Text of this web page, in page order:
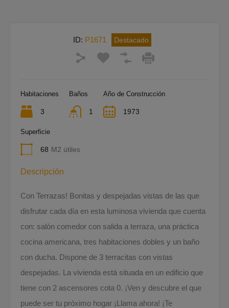
ID: P1671 Destacado
Habitaciones
3
Baños
1
Año de Construcción
1973
Superficie
68 M2 útiles
Descripción
Con Terrazas! Bonitas y despejadas vistas de las que
disfrutar cada día en esta luminosa vivienda que cuenta
con: salón comedor con salida a terraza, una práctica
cocina americana, tres habitaciones dobles y un baño
con ducha. Dispone de 3 terracitas con vistas
despejadas. La vivienda está situada en un edificio que
tiene con 2 ascensores cota 0. ¡Ven y descubre el que
puede ser tu próximo hogar ¡Llama ahora! ¡Te